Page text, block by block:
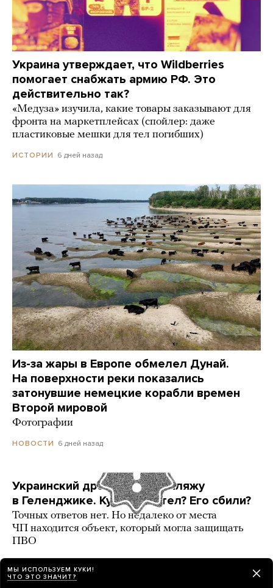
Украина утверждает, что Wildberries
помогает снабжать армию РФ. Это
действительно так?
«Медуза» изучила, какие товары заказывают для
фронта на маркетплейсах (спойлер: даже
пластиковые мешки для тел погибших)
ИСТОРИИ 6 дней назад
Из-за жары в Европе обмелел Дунай.
На поверхности реки показались
затонувшие немецкие корабли времен
Второй мировой
Фотографии
НОВОСТИ 6 дней назад
Украинский дрон попал по пляжу
в Геленджике. Куда он летел? Его сбили?
Точных ответов нет. Но недалеко от места
ЧП находится объект, который могла защищать
ПВО
МЫ ИСПОЛЬЗУЕМ КУКИ!
ЧТО ЭТО ЗНАЧИТ?